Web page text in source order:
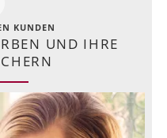
KUNDEN
UND IHRE